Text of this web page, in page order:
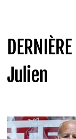
DERNIÈRE
Julien